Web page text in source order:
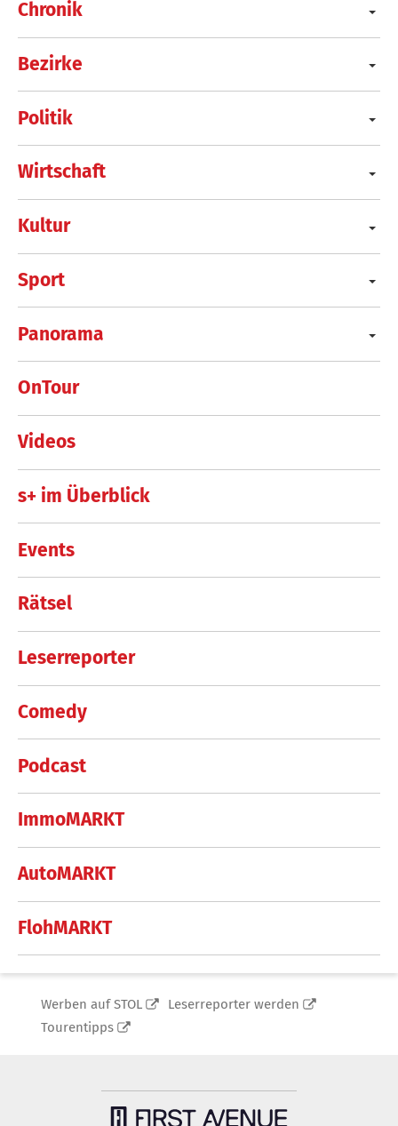
Chronik
Bezirke
Politik
Wirtschaft
Kultur
Sport
Panorama
OnTour
Videos
s+ im Überblick
Events
Rätsel
Leserreporter
Comedy
Podcast
ImmoMARKT
AutoMARKT
FlohMARKT
Werben auf STOL
Leserreporter werden
Tourentipps